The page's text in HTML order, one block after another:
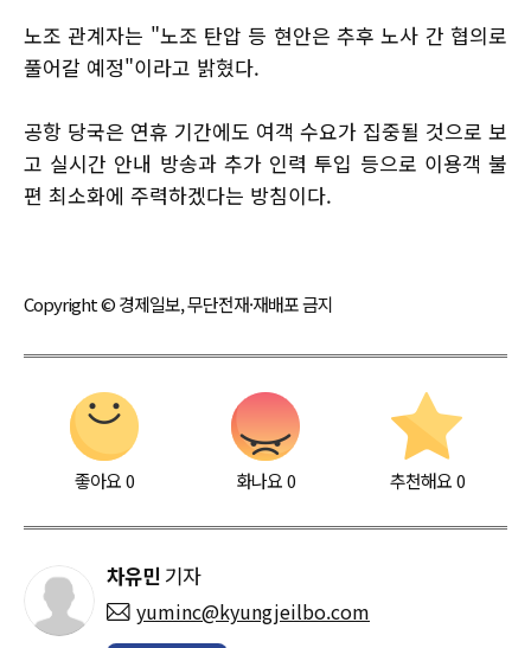
노조 관계자는 "노조 탄압 등 현안은 추후 노사 간 협의로
풀어갈 예정"이라고 밝혔다.
공항 당국은 연휴 기간에도 여객 수요가 집중될 것으로 보
고 실시간 안내 방송과 추가 인력 투입 등으로 이용객 불
편 최소화에 주력하겠다는 방침이다.
Copyright © 경제일보, 무단전재·재배포 금지
좋아요0 화나요0 추천해요 0
차유민 기자
yuminc@kyungjeilbo.com